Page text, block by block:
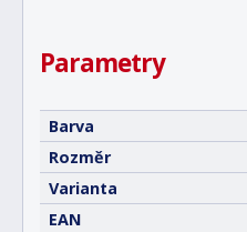
Parametry
Barva
Rozměr
Varianta
EAN